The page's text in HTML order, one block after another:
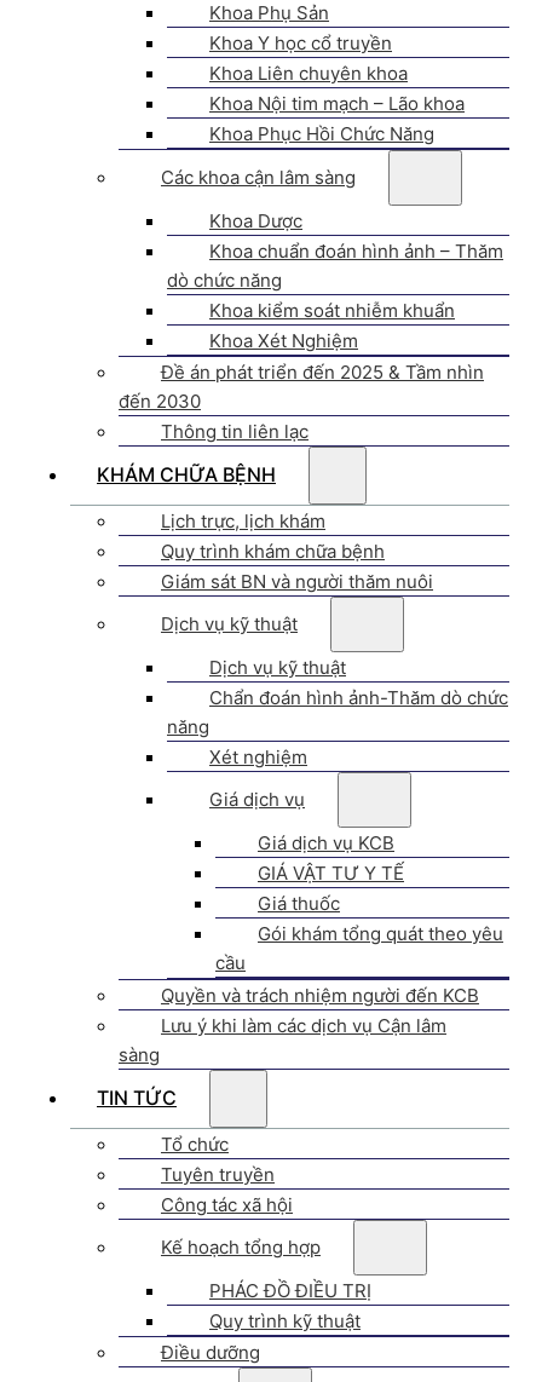
Khoa Phụ Sản
Khoa Y học cổ truyền
Khoa Liên chuyên khoa
Khoa Nội tim mạch – Lão khoa
Khoa Phục Hồi Chức Năng
Các khoa cận lâm sàng
Khoa Dược
Khoa chuẩn đoán hình ảnh – Thăm
dò chức năng
Khoa kiểm soát nhiễm khuẩn
Khoa Xét Nghiệm
Đề án phát triển đến 2025 & Tầm nhìn
đến 2030
Thông tin liên lạc
KHÁM CHỮA BỆNH
Lịch trực, lịch khám
Quy trình khám chữa bệnh
Giám sát BN và người thăm nuôi
Dịch vụ kỹ thuật
Dịch vụ kỹ thuật
Chẩn đoán hình ảnh-Thăm dò chức
năng
Xét nghiệm
Giá dịch vụ
Giá dịch vụ KCB
GIÁ VẬT TƯ Y TẾ
Giá thuốc
Gói khám tổng quát theo yêu
cầu
Quyền và trách nhiệm người đến KCB
Lưu ý khi làm các dịch vụ Cận lâm
sàng
TIN TỨC
Tổ chức
Tuyên truyền
Công tác xã hội
Kế hoạch tổng hợp
PHÁC ĐỒ ĐIỀU TRỊ
Quy trình kỹ thuật
Điều dưỡng